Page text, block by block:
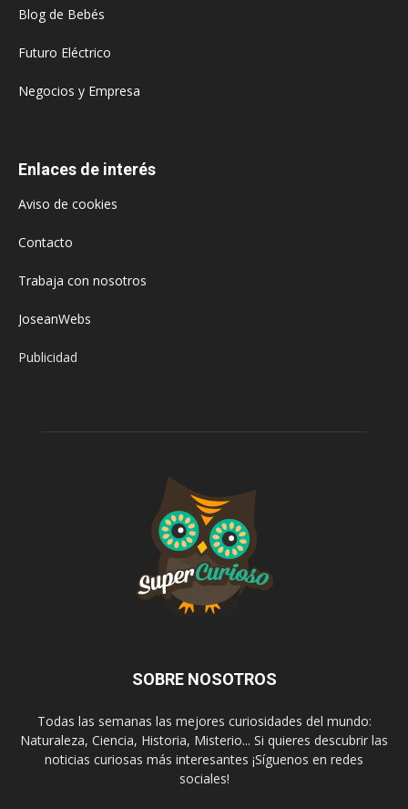
Blog de Bebés
Futuro Eléctrico
Negocios y Empresa
Enlaces de interés
Aviso de cookies
Contacto
Trabaja con nosotros
JoseanWebs
Publicidad
SOBRE NOSOTROS
Todas las semanas las mejores curiosidades del mundo:
Naturaleza, Ciencia, Historia, Misterio... Si quieres descubrir las
noticias curiosas más interesantes ¡Síguenos en redes
sociales!